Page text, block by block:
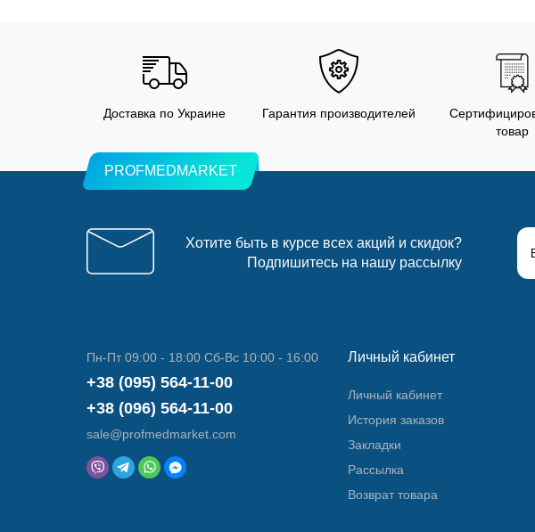
Доставка по Украине Гарантия производителей
товар
PROFMEDMARKET
Хотите быть в курсе всех акций и скидок?
Подпишитесь на нашу рассылку
Пн-Пт 09:00 - 18:00 Сб-Вс 10:00 - 16:00
+38 (095) 564-11-00
+38 (096) 564-11-00
sale@profmedmarket.com
Личный кабинет
Личный кабинет
История заказов
Закладки
Рассылка
Возврат товара